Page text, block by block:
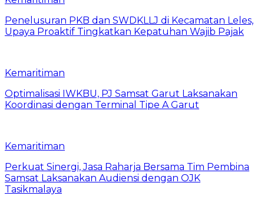
Penelusuran PKB dan SWDKLLJ di Kecamatan Leles,
Upaya Proaktif Tingkatkan Kepatuhan Wajib Pajak
Kemaritiman
Optimalisasi IWKBU, PJ Samsat Garut Laksanakan
Koordinasi dengan Terminal Tipe A Garut
Kemaritiman
Perkuat Sinergi, Jasa Raharja Bersama Tim Pembina
Samsat Laksanakan Audiensi dengan OJK
Tasikmalaya